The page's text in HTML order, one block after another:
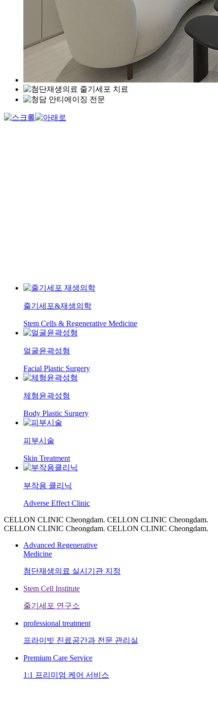
줄기세포&재생의학
Stem Cells & Regenerative Medicine
얼굴윤곽성형
Facial Plastic Surgery
체형윤곽성형
Body Plastic Surgery
피부시술
Skin Treatment
부작용 클리닉
Adverse Effect Clinic
CELLON CLINIC Cheongdam. CELLON CLINIC Cheongdam.
CELLON CLINIC Cheongdam. CELLON CLINIC Cheongdam.
Advanced Regenerative
Medicine
첨단재생의료 실시기관 지정
Stem Cell Institute
줄기세포 연구소
professional treatment
프라이빗 진료공간과 전문 관리실
Premium Care Service
1:1 프리미엄 케어 서비스